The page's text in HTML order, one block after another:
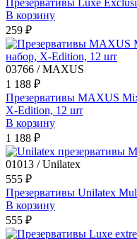
В корзину
259 ₽
03766 / MAXUS
1 188 ₽
Презервативы MAXUS
X-Edition, 12 шт
В корзину
1 188 ₽
01013 / Unilatex
555 ₽
Презервативы Unilatex
В корзину
555 ₽